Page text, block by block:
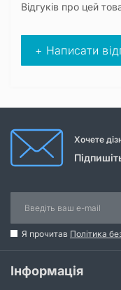
Відгуків про цей
+ Написати
Хочете
Я прочитав Політика
Інформація